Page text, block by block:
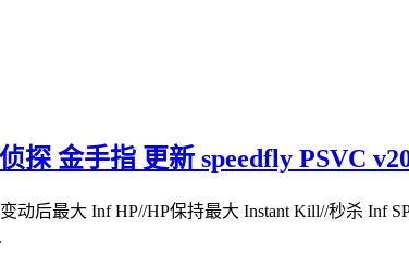
探 金手指 更新 speedfly PSVC
动后最大 Inf HP//HP保持最大 Instant Kill//秒杀 Inf